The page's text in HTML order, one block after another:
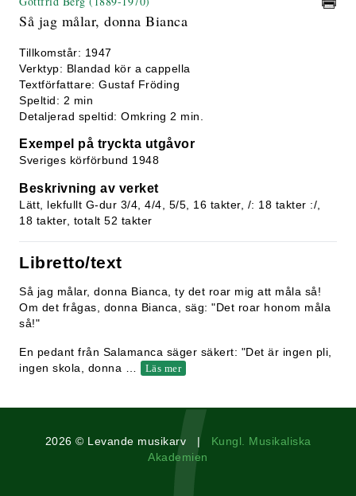
Så jag målar, donna Bianca
Tillkomstår: 1947
Verktyp: Blandad kör a cappella
Textförfattare: Gustaf Fröding
Speltid: 2 min
Detaljerad speltid: Omkring 2 min.
Exempel på tryckta utgåvor
Sveriges körförbund 1948
Beskrivning av verket
Lätt, lekfullt G-dur 3/4, 4/4, 5/5, 16 takter, /: 18 takter :/,
18 takter, totalt 52 takter
Libretto/text
Så jag målar, donna Bianca, ty det roar mig att måla så!
Om det frågas, donna Bianca, säg: "Det roar honom måla
så!"
En pedant från Salamanca säger säkert: "Det är ingen pli,
ingen skola, donna
Läs mer
2026 © Levande musikarv | Kungl. Musikaliska
Akademien